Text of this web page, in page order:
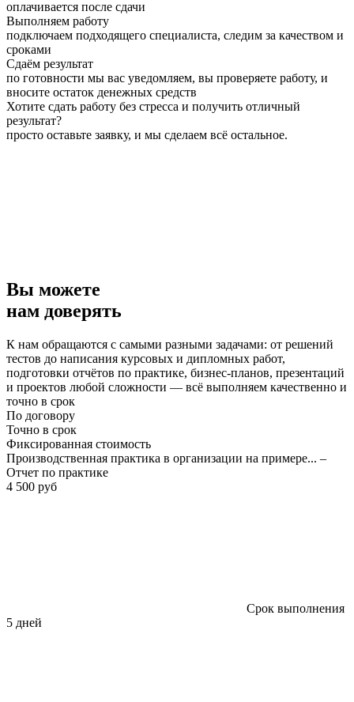
оплачивается после сдачи
Выполняем работу
подключаем подходящего специалиста, следим за качеством и
сроками
Сдаём результат
по готовности мы вас уведомляем, вы проверяете работу, и
вносите остаток денежных средств
Хотите сдать работу без стресса и получить отличный
результат?
просто оставьте заявку, и мы сделаем всё остальное.
Вы можете
нам доверять
К нам обращаются с самыми разными задачами: от решений
тестов до написания курсовых и дипломных работ,
подготовки отчётов по практике, бизнес-планов, презентаций
и проектов любой сложности — всё выполняем качественно и
точно в срок
По договору
Точно в срок
Фиксированная стоимость
Производственная практика в организации на примере... –
Отчет по практике
4 500 руб
Срок выполнения
5 дней